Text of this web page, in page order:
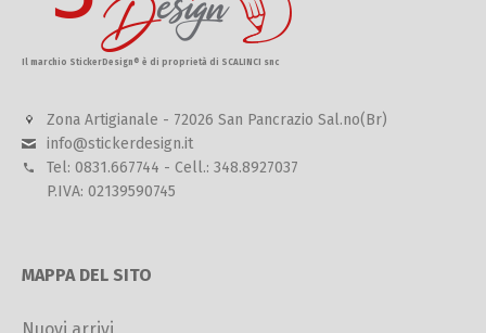
Il marchio StickerDesign® è di proprietà di SCALINCI snc
Zona Artigianale - 72026 San Pancrazio Sal.no(Br)
info@stickerdesign.it
Tel: 0831.667744 - Cell.: 348.8927037
P.IVA: 02139590745
MAPPA DEL SITO